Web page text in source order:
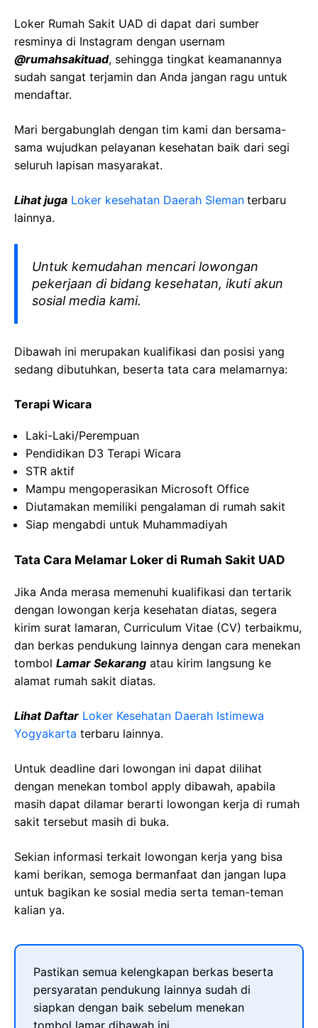
Loker Rumah Sakit UAD di dapat dari sumber
resminya di Instagram dengan usernam
@rumahsakituad, sehingga tingkat keamanannya
sudah sangat terjamin dan Anda jangan ragu untuk
mendaftar.
Mari bergabunglah dengan tim kami dan bersama-
sama wujudkan pelayanan kesehatan baik dari segi
seluruh lapisan masyarakat.
Lihat juga Loker kesehatan Daerah Sleman terbaru
lainnya.
Untuk kemudahan mencari lowongan
pekerjaan di bidang kesehatan, ikuti akun
sosial media kami.
Dibawah ini merupakan kualifikasi dan posisi yang
sedang dibutuhkan, beserta tata cara melamarnya:
Terapi Wicara
Laki-Laki/Perempuan
Pendidikan D3 Terapi Wicara
STR aktif
Mampu mengoperasikan Microsoft Office
Diutamakan memiliki pengalaman di rumah sakit
Siap mengabdi untuk Muhammadiyah
Tata Cara Melamar Loker di Rumah Sakit UAD
Jika Anda merasa memenuhi kualifikasi dan tertarik
dengan lowongan kerja kesehatan diatas, segera
kirim surat lamaran, Curriculum Vitae (CV) terbaikmu,
dan berkas pendukung lainnya dengan cara menekan
tombol Lamar Sekarang atau kirim langsung ke
alamat rumah sakit diatas.
Lihat Daftar Loker Kesehatan Daerah Istimewa
Yogyakarta terbaru lainnya.
Untuk deadline dari lowongan ini dapat dilihat
dengan menekan tombol apply dibawah, apabila
masih dapat dilamar berarti lowongan kerja di rumah
sakit tersebut masih di buka.
Sekian informasi terkait lowongan kerja yang bisa
kami berikan, semoga bermanfaat dan jangan lupa
untuk bagikan ke sosial media serta teman-teman
kalian ya.
Pastikan semua kelengkapan berkas beserta
persyaratan pendukung lainnya sudah di
siapkan dengan baik sebelum menekan
tombol lamar dibawah ini.